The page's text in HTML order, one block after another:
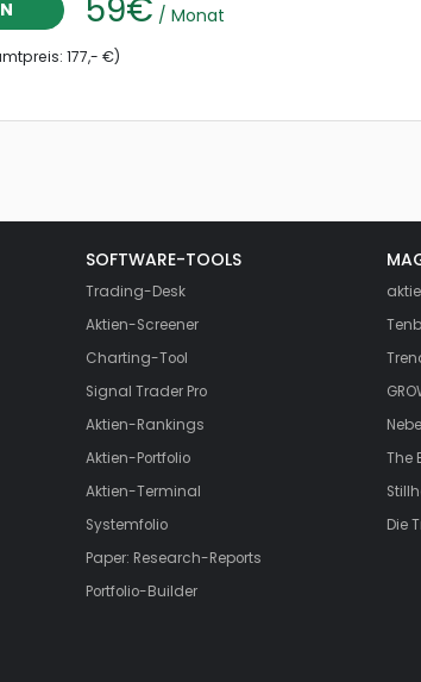
59€ / Monat
177,- €)
SOFTWARE-TOOLS
Trading-Desk
Aktien-Screener
Charting-Tool
Signal Trader Pro
Aktien-Rankings
Aktien-Portfolio
Aktien-Terminal
Systemfolio
Paper: Research-Reports
Portfolio-Builder
The
Die